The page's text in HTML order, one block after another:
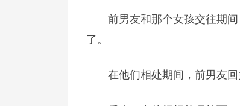
前男友和那个女孩交往期
了。
在他们相处期间，前男友